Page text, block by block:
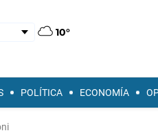
10°
POLÍTICA ECONOMÍA